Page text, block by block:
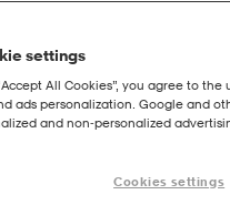
settings
All Cookies”, you agree to
ads personalization. Google and
and non‑personalized
Cookies settings